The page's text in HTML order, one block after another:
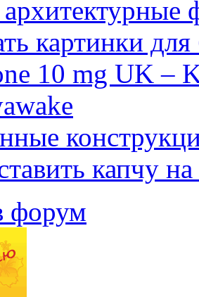
картинки
10 mg UK –
капчу
форум